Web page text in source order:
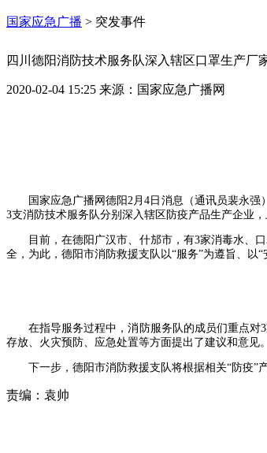
国家应急广播 > 突发事件
四川德阳消防技术服务队深入辖区口罩生产厂
2020-02-04 15:25 来源： 国家应急广播网
国家应急广播网德阳2月4日消息（通讯员裴永
3支消防技术服务队分别深入辖区防疫产品生产企业
目前，在德阳广汉市、什邡市，有3家消毒水、
全，为此，德阳市消防救援支队以“服务”为遵旨、以
在指导服务过程中，消防服务队的成员们重点
存放、火灾预防、应急处置等方面提出了建议和意见。
下一步，德阳市消防救援支队将根据相关“防疫”
责编： 袁帅